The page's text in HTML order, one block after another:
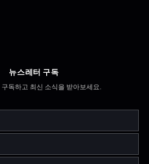
뉴스레터 구독
독하고 최신 소식을 받아보세요.